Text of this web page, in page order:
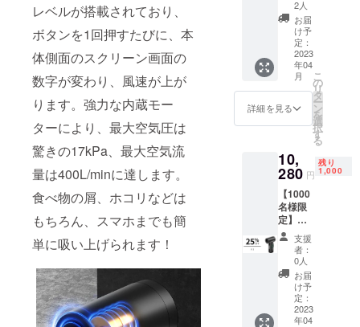
レベルが搭載されており、
ボタンを1回押すたびに、本
体側面のスクリーン画面の
数字が変わり、風速が上が
ります。強力な内蔵モー
ターにより、最大空気圧は
驚きの17kPa、最大空気流
量は400L/minに達します。
食べ物の屑、ホコリなどは
もちろん、スマホまでも簡
単に吸い上げられます！
と、社員一
同、情熱を
持って事業
に取り組ん
でいます。
社名
（Earth
Reborn）」
には、「地
球全体の調
和を願う」
という想い
が込められ
ています。
私たちは、
口ノズ
ル×1
ビッグ
ノズル
×1 太口
ノズル
×1 ク
リー
ナーノ
ル×1 ゴ
ムノズ
ル×1 収
納巾着
×1 日本
語取扱
説明書
クリー
ナー
「CF01
」×1 ※
送料無
料（日
本国内
限定）
内容
物：
」本体
×1
USB-A
to Type-
Cケーブ
ル×1 長
口ノズ
ル×1 細
口ノズ
ル×1
ビッグ
ノズル
×1 太口
ノズル
2人
お届
け予
定：
2023
年04
月
詳細を見る
こ
の
リ
タ
ー
ン
を
選
択
す
る
10,
280 円
残り
1,000
【1000
名様限
定】早
割
25％OF
F！ミニ
クリー
ナー
「CF01
」×1 ※
送料無
支援
者：
0人
お届
け予
定：
2023
年04